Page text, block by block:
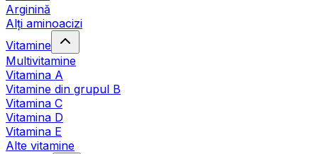
Arginină
Alți aminoacizi
Vitamine
Multivitamine
Vitamina A
Vitamine din grupul B
Vitamina C
Vitamina D
Vitamina E
Alte vitamine